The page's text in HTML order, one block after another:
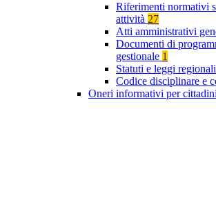
Riferimenti normativi
attività 27
Atti amministrativi
Documenti di
gestionale 1
Statuti e leggi regionali
Codice disciplinare e
Oneri informativi per